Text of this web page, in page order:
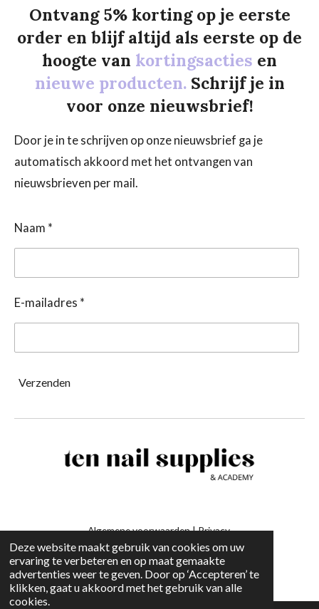
Deze website maakt gebruik van cookies om uw
ervaring te verbeteren en op maat gemaakte
advertenties weer te geven. Door op ‘Accepteren’ te
klikken, gaat u akkoord met het gebruik van alle
cookies.
Ontvang 5% korting op je eerste
order en blijf altijd als eerste op de
hoogte van kortingsacties en
nieuwe producten. Schrijf je in
voor onze nieuwsbrief!
Door je in te schrijven op onze nieuwsbrief ga je
automatisch akkoord met het ontvangen van
nieuwsbrieven per mail.
Naam *
E-mailadres *
Verzenden
Algemene voorwaarden|Privacy
-